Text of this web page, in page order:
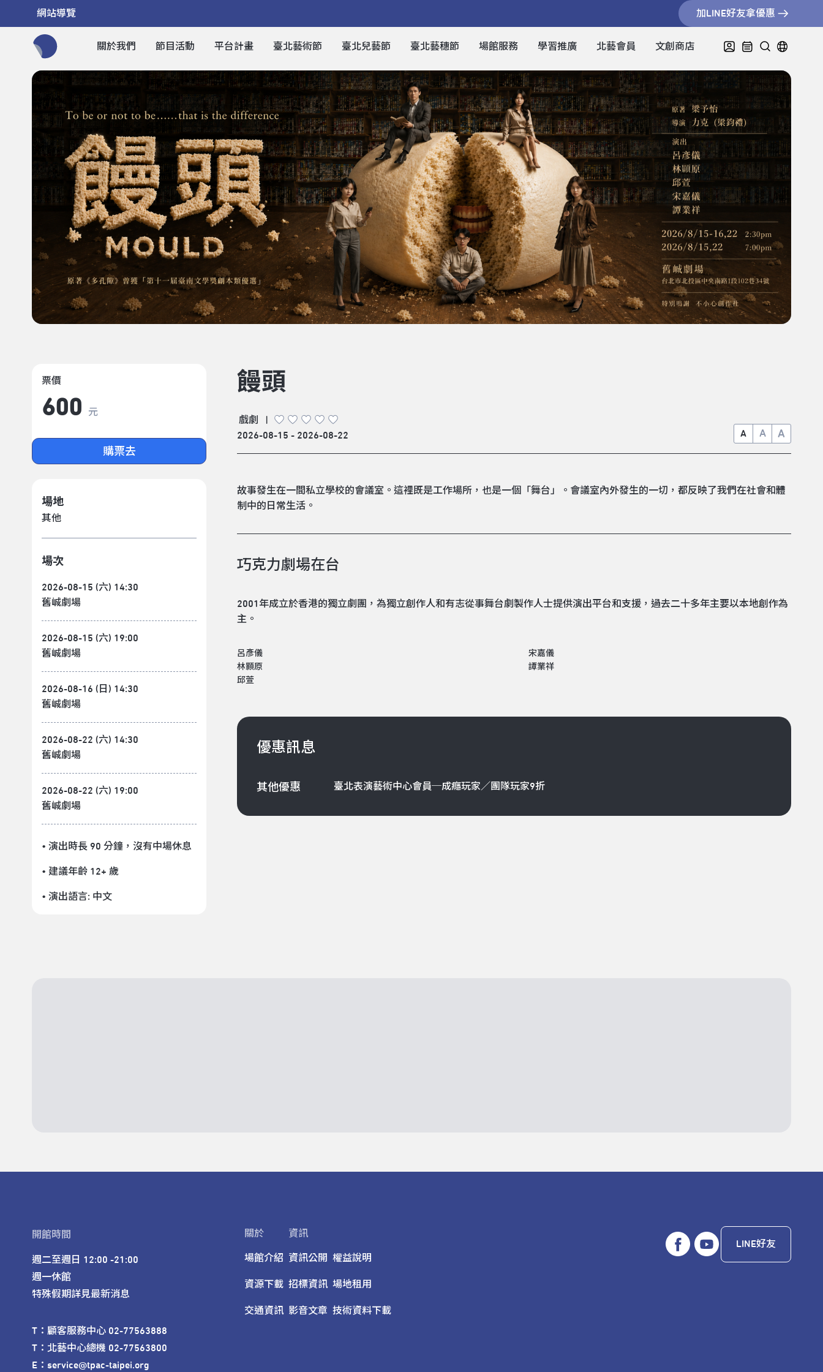
網站導覽 加LINE好友拿優惠
關於我們 節目活動 平台計畫 臺北藝術節 臺北兒藝節 臺北藝穗節 場館服務 學習推廣 北藝會員 文創商店
票價
600 元
購票去
場地
其他
場次
2026-08-15 (六) 14:30
舊峸劇場
2026-08-15 (六) 19:00
舊峸劇場
2026-08-16 (日) 14:30
舊峸劇場
2026-08-22 (六) 14:30
舊峸劇場
2026-08-22 (六) 19:00
舊峸劇場
• 演出時長 90 分鐘 ，沒有中場休息
• 建議年齡 12+ 歲
• 演出語言: 中文
饅頭
戲劇
2026-08-15 - 2026-08-22
A A A
故事發生在一間私立學校的會議室。這裡既是工作場所，也是一個「舞台」。會議室內外發生的一切，都反映了我們在社會和體
制中的日常生活。
巧克力劇場在台
2001年成立於香港的獨立劇團，為獨立創作人和有志從事舞台劇製作人士提供演出平台和支援，過去二十多年主要以本地創作為
主。
呂彥儀
林顥原
邱萱
宋嘉儀
譚業祥
優惠訊息
其他優惠 臺北表演藝術中心會員─成癮玩家／團隊玩家9折
開館時間
週二至週日 12:00 -21:00
週一休館
特殊假期詳見最新消息
T：顧客服務中心 02-77563888
T：北藝中心總機 02-77563800
E：service@tpac-taipei.org
關於
場館介紹
資源下載
交通資訊
資訊
資訊公開
招標資訊
影音文章
權益說明
場地租用
技術資料下載
LINE好友